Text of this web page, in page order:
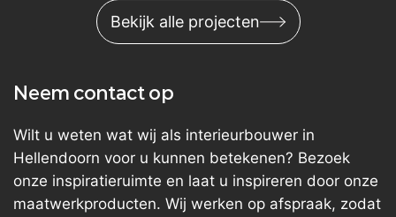
Bekijk alle projecten
Neem contact op
Wilt u weten wat wij als interieurbouwer in
Hellendoorn voor u kunnen betekenen? Bezoek
onze inspiratieruimte en laat u inspireren door onze
maatwerkproducten. Wij werken op afspraak, zodat